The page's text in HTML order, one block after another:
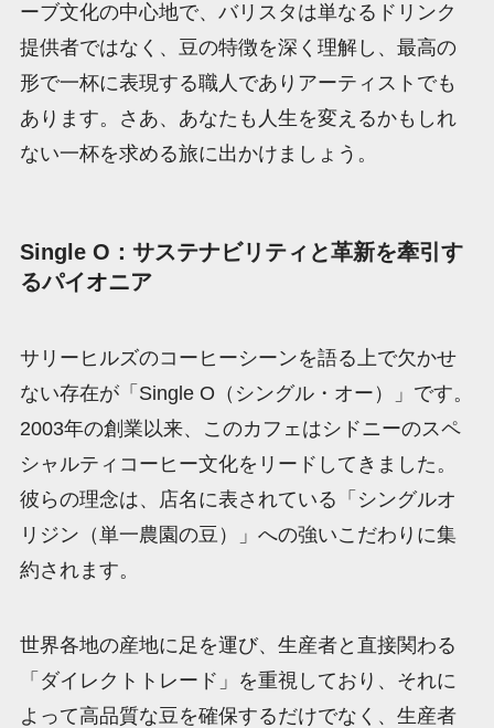
ーブ文化の中心地で、バリスタは単なるドリンク
提供者ではなく、豆の特徴を深く理解し、最高の
形で一杯に表現する職人でありアーティストでも
あります。さあ、あなたも人生を変えるかもしれ
ない一杯を求める旅に出かけましょう。
Single O：サステナビリティと革新を牽引す
るパイオニア
サリーヒルズのコーヒーシーンを語る上で欠かせ
ない存在が「Single O（シングル・オー）」です。
2003年の創業以来、このカフェはシドニーのスペ
シャルティコーヒー文化をリードしてきました。
彼らの理念は、店名に表されている「シングルオ
リジン（単一農園の豆）」への強いこだわりに集
約されます。
世界各地の産地に足を運び、生産者と直接関わる
「ダイレクトトレード」を重視しており、それに
よって高品質な豆を確保するだけでなく、生産者